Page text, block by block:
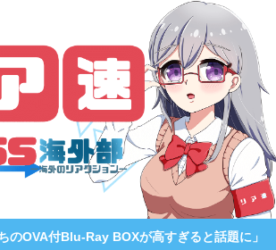
のOVA付Blu-Ray BOXが高すぎると話題に」